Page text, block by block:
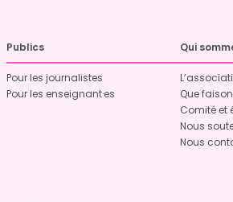
Publics
Pour les journalistes
Pour les enseignant·es
Qui
Que
Comité et
Nous
Nous